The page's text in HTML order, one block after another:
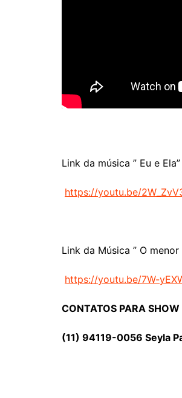
Link da música ” Eu e Ela”
https://youtu.be/
Link da Música ” O menor
https://youtu.be/7W-
CONTATOS PARA SHOW
(11) 94119-0056 Seyla